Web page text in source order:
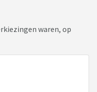
waren, op